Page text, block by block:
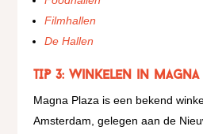
Filmhallen
De Hallen
TIP 3: Winkelen in Magna
Magna Plaza is een bekend
Amsterdam, gelegen aan de